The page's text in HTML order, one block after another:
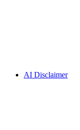
AI Disclaimer